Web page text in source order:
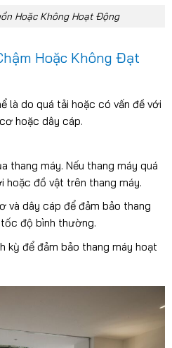
Hoặc Không Hoạt Động
Hoặc Không Đạt
là do quá tải hoặc có vấn đề với
hoặc dây cáp.
thang máy. Nếu thang máy quá
hoặc đồ vật trên thang máy.
và dây cáp để đảm bảo thang
độ bình thường.
kỳ để đảm bảo thang máy hoạt